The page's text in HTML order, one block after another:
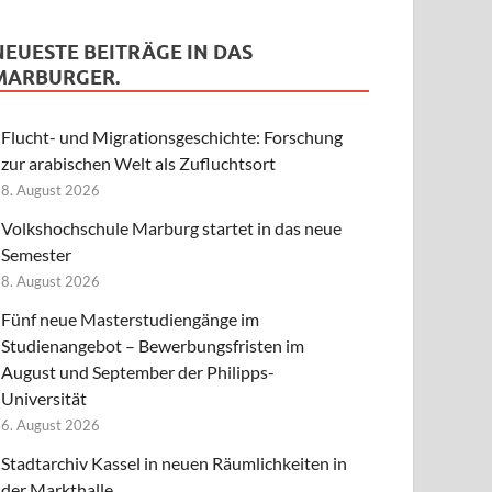
BEITRÄGE IN DAS
Flucht- und Migrationsgeschichte: Forschung
zur arabischen Welt als Zufluchtsort
8. August 2026
Volkshochschule Marburg startet in das neue
Semester
8. August 2026
Fünf neue Masterstudiengänge im
Studienangebot – Bewerbungsfristen im
August und September der Philipps-
Universität
6. August 2026
Stadtarchiv Kassel in neuen Räumlichkeiten in